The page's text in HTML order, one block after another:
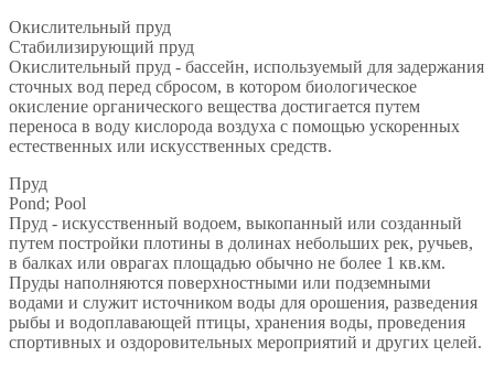
Окислительный пруд
Стабилизирующий пруд
Окислительный пруд - бассейн, используемый для задержания
сточных вод перед сбросом, в котором биологическое
окисление органического вещества достигается путем
переноса в воду кислорода воздуха с помощью ускоренных
естественных или искусственных средств.
Пруд
Pond; Pool
Пруд - искусственный водоем, выкопанный или созданный
путем постройки плотины в долинах небольших рек, ручьев,
в балках или оврагах площадью обычно не более 1 кв.км.
Пруды наполняются поверхностными или подземными
водами и служит источником воды для орошения, разведения
рыбы и водоплавающей птицы, хранения воды, проведения
спортивных и оздоровительных мероприятий и других целей.